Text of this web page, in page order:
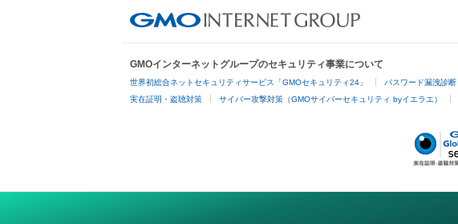
GMOインターネットグループのセキュリティ事業について
世界初総合ネットセキュリティサービス「GMOセキュリティ24」 パスワード漏洩診断
実在証明・盗聴対策 サイバー攻撃対策（GMOサイバーセキュリティ byイエラエ）